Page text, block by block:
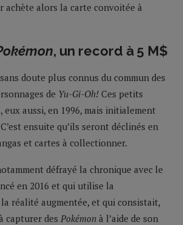
achète alors la carte convoitée à
, un record à 5 M$
doute plus connus du commun des
de Yu-Gi-Oh! Ces petits
eux aussi, en 1996, mais initialement
ensuite qu’ils seront déclinés en
et cartes à collectionner.
défrayé la chronique avec le
en 2016 et qui utilise la
réalité augmentée, et qui consistait,
capturer des Pokémon à l’aide de son